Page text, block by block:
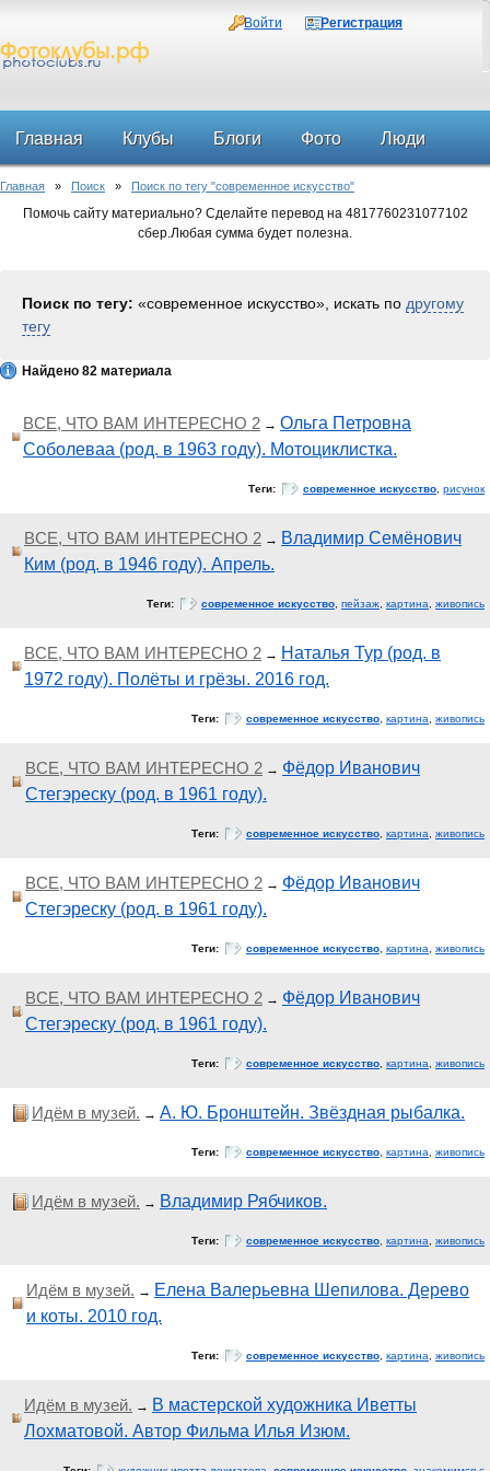
Войти Регистрация
Главная Клубы Блоги Фото Люди
Форум
Главная » Поиск » Поиск по тегу "современное искусство"
Помочь сайту материально? Сделайте перевод на 4817760231077102
сбер.Любая сумма будет полезна.
Поиск по тегу: «современное искусство», искать по другому
тегу
Найдено 82 материала
ВСЕ, ЧТО ВАМ ИНТЕРЕСНО 2 → Ольга Петровна
Соболеваа (род. в 1963 году). Мотоциклистка.
Теги: современное искусство рисунок
ВСЕ, ЧТО ВАМ ИНТЕРЕСНО 2 → Владимир Семёнович
Ким (род. в 1946 году). Апрель.
Теги: современное искусство пейзаж картина живопись
ВСЕ, ЧТО ВАМ ИНТЕРЕСНО 2 → Наталья Тур (род. в
1972 году). Полёты и грёзы. 2016 год.
Теги: современное искусство картина живопись
ВСЕ, ЧТО ВАМ ИНТЕРЕСНО 2 → Фёдор Иванович
Стегэреску (род. в 1961 году).
Теги: современное искусство картина живопись
ВСЕ, ЧТО ВАМ ИНТЕРЕСНО 2 → Фёдор Иванович
Стегэреску (род. в 1961 году).
Теги: современное искусство картина живопись
ВСЕ, ЧТО ВАМ ИНТЕРЕСНО 2 → Фёдор Иванович
Стегэреску (род. в 1961 году).
Теги: современное искусство картина живопись
Идём в музей. → А. Ю. Бронштейн. Звёздная рыбалка.
Теги: современное искусство картина живопись
Идём в музей. → Владимир Рябчиков.
Теги: современное искусство картина живопись
Идём в музей. → Елена Валерьевна Шепилова. Дерево
и коты. 2010 год.
Теги: современное искусство картина живопись
Идём в музей. → В мастерской художника Иветты
Лохматовой. Автор Фильма Илья Изюм.